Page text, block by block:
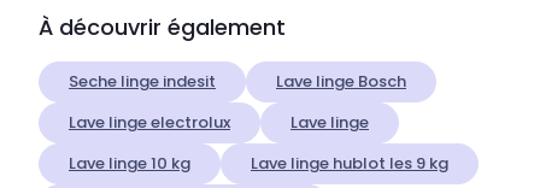
À découvrir également
Seche linge indesit
Lave linge Bosch
Lave linge electrolux
Lave linge
Lave linge 10 kg
Lave linge hublot les 9 kg